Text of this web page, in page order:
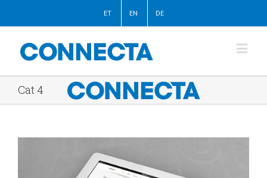
ET EN DE
Cat 4